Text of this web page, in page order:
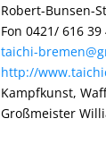
Robert-Bunsen-
Fon 0421/ 616 39
taichi-
http://
Kampfkunst,
Großmeister